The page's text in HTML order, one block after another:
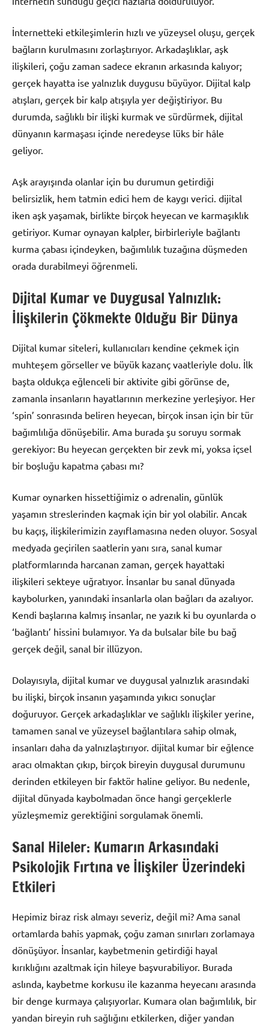
İnternetteki etkileşimlerin hızlı ve yüzeysel oluşu, gerçek
bağların kurulmasını zorlaştırıyor. Arkadaşlıklar, aşk
ilişkileri, çoğu zaman sadece ekranın arkasında kalıyor;
gerçek hayatta ise yalnızlık duygusu büyüyor. Dijital kalp
atışları, gerçek bir kalp atışıyla yer değiştiriyor. Bu
durumda, sağlıklı bir ilişki kurmak ve sürdürmek, dijital
dünyanın karmaşası içinde neredeyse lüks bir hâle
geliyor.
Aşk arayışında olanlar için bu durumun getirdiği
belirsizlik, hem tatmin edici hem de kaygı verici. dijital
iken aşk yaşamak, birlikte birçok heyecan ve karmaşıklık
getiriyor. Kumar oynayan kalpler, birbirleriyle bağlantı
kurma çabası içindeyken, bağımlılık tuzağına düşmeden
orada durabilmeyi öğrenmeli.
Dijital Kumar ve Duygusal Yalnızlık:
İlişkilerin Çökmekte Olduğu Bir Dünya
Dijital kumar siteleri, kullanıcıları kendine çekmek için
muhteşem görseller ve büyük kazanç vaatleriyle dolu. İlk
başta oldukça eğlenceli bir aktivite gibi görünse de,
zamanla insanların hayatlarının merkezine yerleşiyor. Her
‘spin’ sonrasında beliren heyecan, birçok insan için bir tür
bağımlılığa dönüşebilir. Ama burada şu soruyu sormak
gerekiyor: Bu heyecan gerçekten bir zevk mi, yoksa içsel
bir boşluğu kapatma çabası mı?
Kumar oynarken hissettiğimiz o adrenalin, günlük
yaşamın streslerinden kaçmak için bir yol olabilir. Ancak
bu kaçış, ilişkilerimizin zayıflamasına neden oluyor. Sosyal
medyada geçirilen saatlerin yanı sıra, sanal kumar
platformlarında harcanan zaman, gerçek hayattaki
ilişkileri sekteye uğratıyor. İnsanlar bu sanal dünyada
kaybolurken, yanındaki insanlarla olan bağları da azalıyor.
Kendi başlarına kalmış insanlar, ne yazık ki bu oyunlarda o
‘bağlantı’ hissini bulamıyor. Ya da bulsalar bile bu bağ
gerçek değil, sanal bir illüzyon.
Dolayısıyla, dijital kumar ve duygusal yalnızlık arasındaki
bu ilişki, birçok insanın yaşamında yıkıcı sonuçlar
doğuruyor. Gerçek arkadaşlıklar ve sağlıklı ilişkiler yerine,
tamamen sanal ve yüzeysel bağlantılara sahip olmak,
insanları daha da yalnızlaştırıyor. dijital kumar bir eğlence
aracı olmaktan çıkıp, birçok bireyin duygusal durumunu
derinden etkileyen bir faktör haline geliyor. Bu nedenle,
dijital dünyada kaybolmadan önce hangi gerçeklerle
yüzleşmemiz gerektiğini sorgulamak önemli.
Sanal Hileler: Kumarın Arkasındaki
Psikolojik Fırtına ve İlişkiler Üzerindeki
Etkileri
Hepimiz biraz risk almayı severiz, değil mi? Ama sanal
ortamlarda bahis yapmak, çoğu zaman sınırları zorlamaya
dönüşüyor. İnsanlar, kaybetmenin getirdiği hayal
kırıklığını azaltmak için hileye başvurabiliyor. Burada
aslında, kaybetme korkusu ile kazanma heyecanı arasında
bir denge kurmaya çalışıyorlar. Kumara olan bağımlılık, bir
yandan bireyin ruh sağlığını etkilerken, diğer yandan